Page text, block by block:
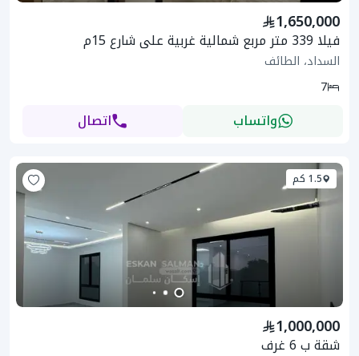
1,650,000
فيلا 339 متر مربع شمالية غربية على شارع 15م
السداد، الطائف
7
واتساب اتصال
1.5 كم
1,000,000
شقة ب 6 غرف